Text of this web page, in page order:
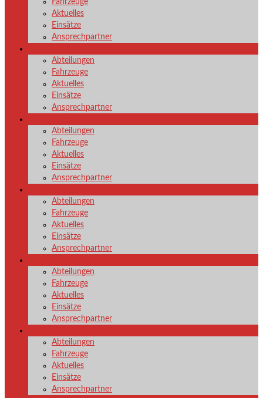
Fahrzeuge
Aktuelles
Einsätze
Ansprechpartner
Abteilungen
Fahrzeuge
Aktuelles
Einsätze
Ansprechpartner
Abteilungen
Fahrzeuge
Aktuelles
Einsätze
Ansprechpartner
Abteilungen
Fahrzeuge
Aktuelles
Einsätze
Ansprechpartner
Abteilungen
Fahrzeuge
Aktuelles
Einsätze
Ansprechpartner
Abteilungen
Fahrzeuge
Aktuelles
Einsätze
Ansprechpartner